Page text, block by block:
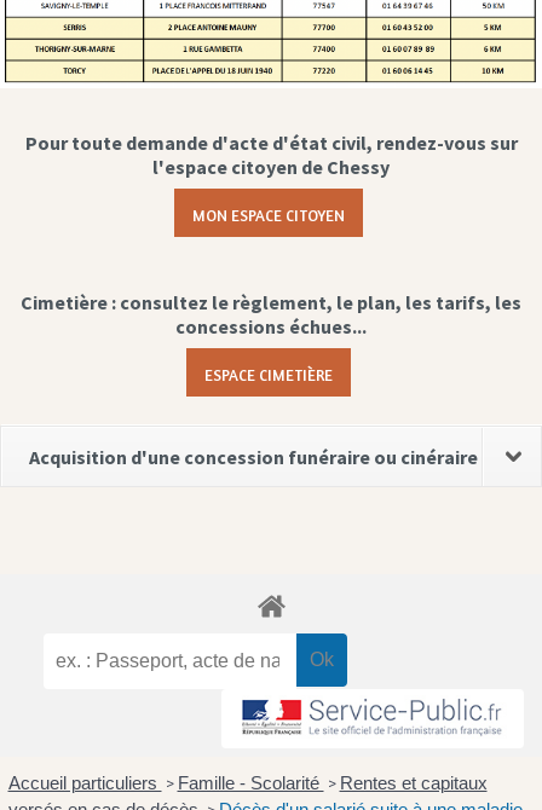
Pour toute demande d'acte d'état civil, rendez-vous sur
l'espace citoyen de Chessy
MON ESPACE CITOYEN
Cimetière : consultez le règlement, le plan, les tarifs, les
concessions échues...
ESPACE CIMETIÈRE
Acquisition d'une concession funéraire ou cinéraire
Accueil particuliers > Famille - Scolarité > Rentes et capitaux